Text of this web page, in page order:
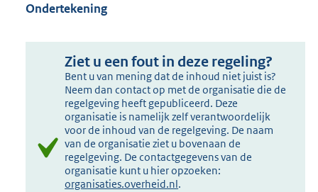
Ondertekening
Ziet u een fout in deze regeling?
Bent u van mening dat de inhoud niet juist is?
Neem dan contact op met de organisatie die de
regelgeving heeft gepubliceerd. Deze
organisatie is namelijk zelf verantwoordelijk
voor de inhoud van de regelgeving. De naam
van de organisatie ziet u bovenaan de
regelgeving. De contactgegevens van de
organisatie kunt u hier opzoeken:
organisaties.overheid.nl.